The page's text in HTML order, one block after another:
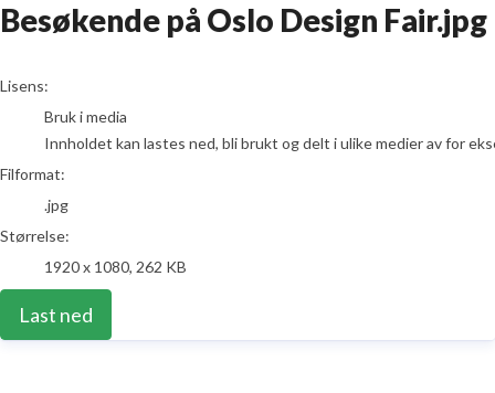
Besøkende på Oslo Design Fair.jpg
go to media item
Lisens:
Bruk i media
Innholdet kan lastes ned, bli brukt og delt i ulike medier av for
Filformat:
.jpg
Størrelse:
1920 x 1080, 262 KB
Last ned